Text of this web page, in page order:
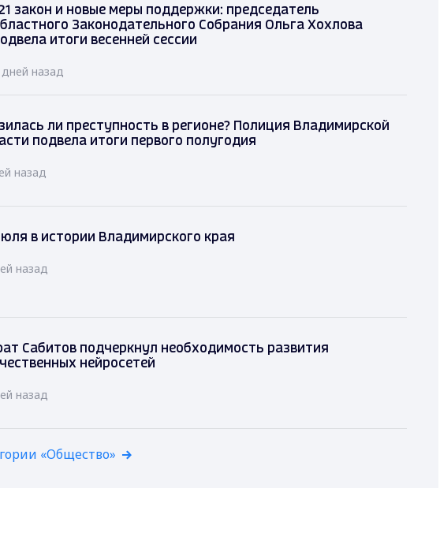
закон и новые меры поддержки: председатель
Законодательного Собрания Ольга Хохлова
итоги весенней сессии
дней назад
ли преступность в регионе? Полиция Владимирской
подвела итоги первого полугодия
назад
в истории Владимирского края
назад
Сабитов подчеркнул необходимость развития
нейросетей
назад
«Общество»